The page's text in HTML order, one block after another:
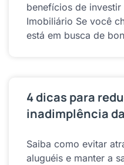
benefícios de investir
Imobiliário Se você
está em busca de
4 dicas para
inadimplência
Saiba como evitar
aluguéis e manter a